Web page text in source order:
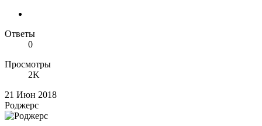
Ответы
0
Просмотры
2K
21 Июн 2018
Роджерc